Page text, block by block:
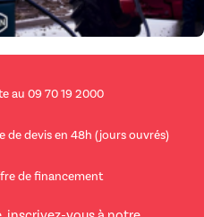
au 09 70 19 2000
de devis en 48h (jours ouvrés)
de financement